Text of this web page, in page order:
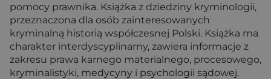
pomocy prawnika. Książka z dziedziny kryminologii,
przeznaczona dla osób zainteresowanych
kryminalną historią współczesnej Polski. Książka ma
charakter interdyscyplinarny, zawiera informacje z
zakresu prawa karnego materialnego, procesowego,
kryminalistyki, medycyny i psychologii sądowej.